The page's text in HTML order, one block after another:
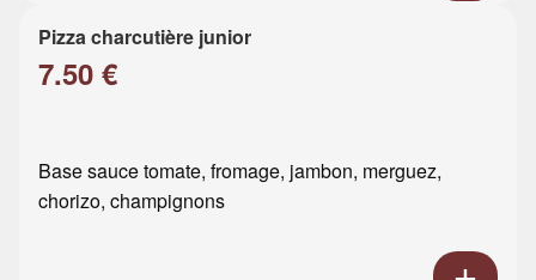
Pizza charcutière junior
7.50 €
Base sauce tomate, fromage, jambon, merguez,
chorizo, champignons